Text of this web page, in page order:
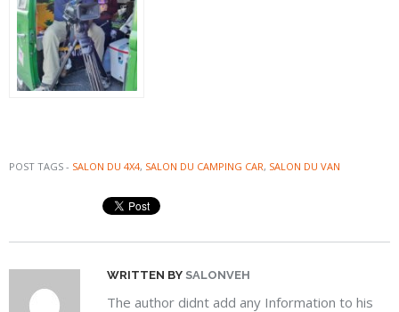
POST TAGS - SALON DU 4X4, SALON DU CAMPING CAR, SALON DU VAN
WRITTEN BY SALONVEH
The author didnt add any Information to his